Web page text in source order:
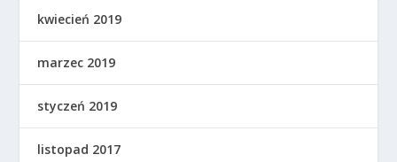
kwiecień 2019
marzec 2019
styczeń 2019
listopad 2017